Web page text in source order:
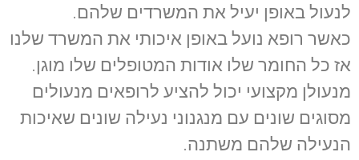
לנעול באופן יעיל את המשרדים שלהם.
כאשר רופא נועל באופן איכותי את המשרד שלנו
אז כל החומר שלו אודות המטופלים שלו מוגן.
מנעולן מקצועי יכול להציע לרופאים מנעולים
מסוגים שונים עם מנגנוני נעילה שונים שאיכות
הנעילה שלהם משתנה.